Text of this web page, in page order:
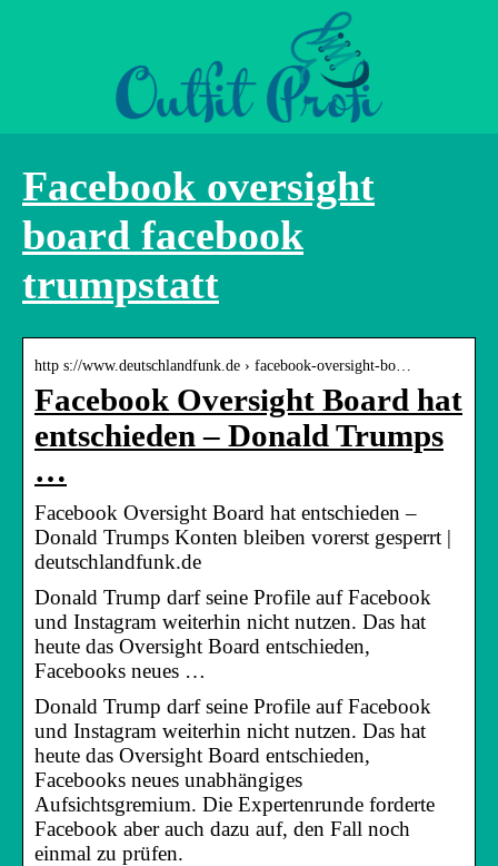
Facebook oversight
board facebook
trumpstatt
http s://www.deutschlandfunk.de › facebook-oversight-bo…
Facebook Oversight Board hat
entschieden – Donald Trumps
…
Facebook Oversight Board hat entschieden –
Donald Trumps Konten bleiben vorerst gesperrt |
deutschlandfunk.de
Donald Trump darf seine Profile auf Facebook
und Instagram weiterhin nicht nutzen. Das hat
heute das Oversight Board entschieden,
Facebooks neues …
Donald Trump darf seine Profile auf Facebook
und Instagram weiterhin nicht nutzen. Das hat
heute das Oversight Board entschieden,
Facebooks neues unabhängiges
Aufsichtsgremium. Die Expertenrunde forderte
Facebook aber auch dazu auf, den Fall noch
einmal zu prüfen.